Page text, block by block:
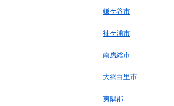
鎌ケ谷市
袖ケ浦市
南房総市
大網白里市
夷隅郡